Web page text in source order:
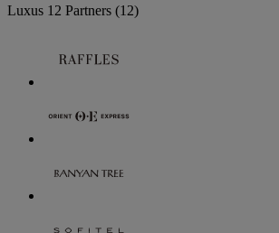
Luxus 12 Partners (12)